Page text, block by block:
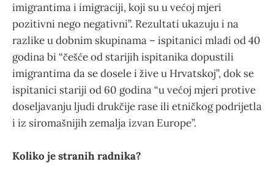
imigrantima i imigraciji, koji su u većoj mjeri
pozitivni nego negativni”. Rezultati ukazuju i na
razlike u dobnim skupinama – ispitanici mlađi od 40
godina bi “češće od starijih ispitanika dopustili
imigrantima da se dosele i žive u Hrvatskoj”, dok se
ispitanici stariji od 60 godina “u većoj mjeri protive
doseljavanju ljudi drukčije rase ili etničkog podrijetla
i iz siromašnijih zemalja izvan Europe”.
Koliko je stranih radnika?